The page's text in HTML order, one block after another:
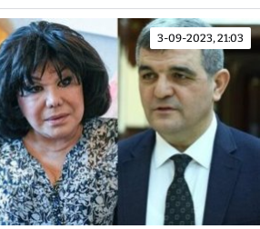
3-09-2023, 21:03